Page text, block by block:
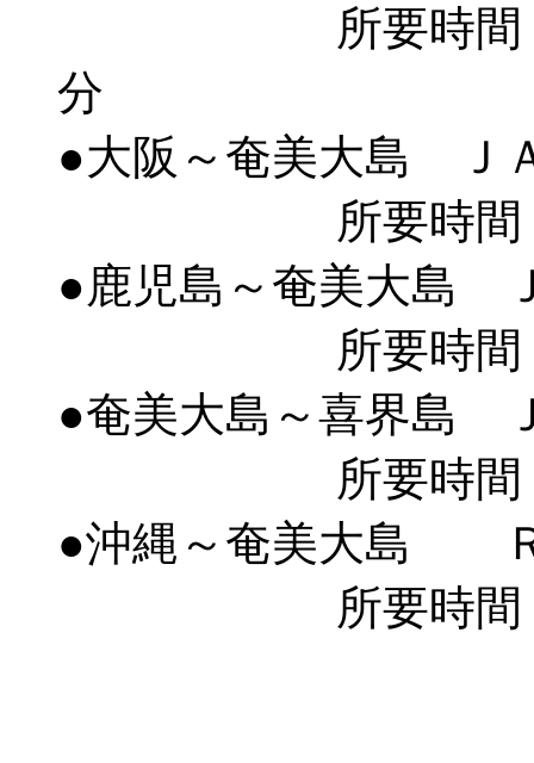
所要時間 ２
分
●大阪～奄美大島 Ｊ
所要時間 １
●鹿児島～奄美大島
所要時
●奄美大島～喜界島
所要時
●沖縄～奄美大島
所要時間